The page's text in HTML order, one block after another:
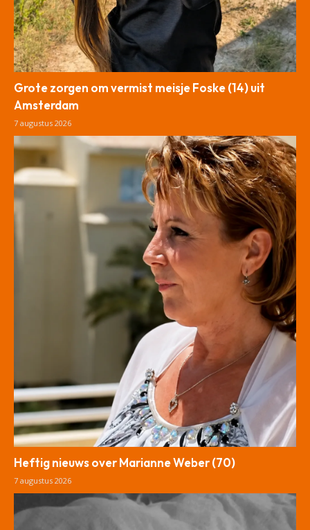
Grote zorgen om vermist meisje Foske (14) uit
Amsterdam
7 augustus 2026
Heftig nieuws over Marianne Weber (70)
7 augustus 2026